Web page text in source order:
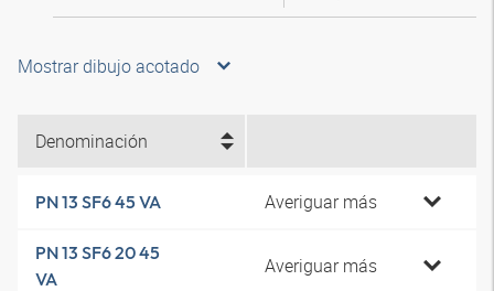
Mostrar dibujo acotado
Denominación
PN 13 SF6 45 VA Averiguar más
PN 13 SF6 20 45
VA
Averiguar más